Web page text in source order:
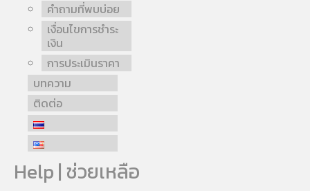
คำถามที่พบบ่อย
เงื่อนไขการชำระ
เงิน
การประเมินราคา
บทความ
ติดต่อ
Help | ช่วยเหลือ